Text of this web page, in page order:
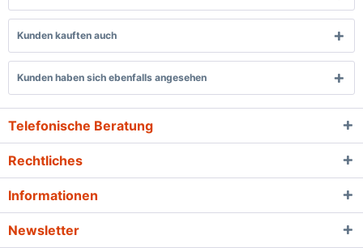
Kunden kauften auch
Kunden haben sich ebenfalls angesehen
Telefonische Beratung
Rechtliches
Informationen
Newsletter